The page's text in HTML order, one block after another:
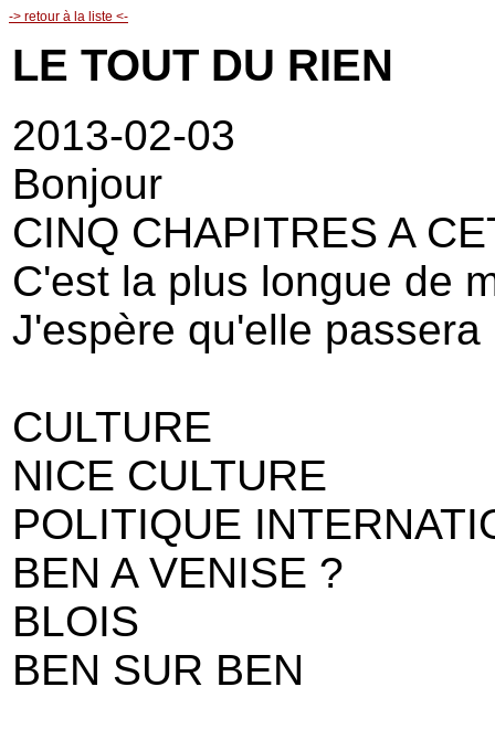
-> retour à la liste <-
LE TOUT DU RIEN
2013-02-03
Bonjour
CINQ CHAPITRES A
C'est la plus longue de
J'espère qu'elle passera
CULTURE
NICE CULTURE
POLITIQUE
BEN A VENISE ?
BLOIS
BEN SUR BEN